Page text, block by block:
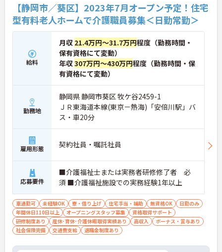
【静岡市／葵区】2023年7月オープン予定！住宅
型有料老人ホームで介護職員募集＜日勤常勤＞
給料
月収 21.4万円～31.7万円程度（勤務時間・
保有資格にて変動）
年収307万円～430万円程度（勤務時間・保
有資格にて変動）
勤務地
静岡県 静岡市葵区 牧ケ谷2459-1
ＪＲ東海道本線(東京－熱海)「安倍川駅」バ
ス・車20分
雇用形態 契約社員・嘱託社員
応募要件
■介護福祉士または実務者研修修了者 必
須 ■介護福祉施設での実務経験1年以上
車通勤可 未経験OK 寮・借り上げ 住宅手当・補助 無資格OK
日勤のみ
年間休日110日以上
オープニングスタッフ募集
資格取得サポート
研修制度あり
産休･育休･介護休暇取得実績あり 高収入
ボーナス・賞与あり
社会保険完備
交通費支給 退職金制度あり